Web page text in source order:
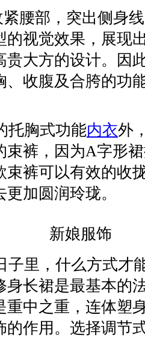
腰部，突出侧身
的视觉效果，展现
贵大方的设计。因
、收腹及合胯的功
托胸式功能内衣外
束裤，因为A字形
束裤可以有效的收
加圆润玲珑。
新娘服饰
里，什么方式才
身长裙是最基本的
重中之重，连体塑
的作用。选择调节